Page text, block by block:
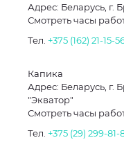
Адрес: Беларусь, г.
Смотреть часы
Тел. +375 (162) 21-15-
Капика
Адрес: Беларусь, г.
"Экватор"
Смотреть часы
Тел. +375 (29) 299-81-